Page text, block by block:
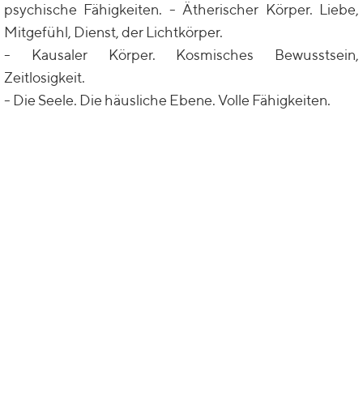
psychische Fähigkeiten. - Ätherischer Körper. Liebe,
Mitgefühl, Dienst, der Lichtkörper.
- Kausaler Körper. Kosmisches Bewusstsein,
Zeitlosigkeit.
- Die Seele. Die häusliche Ebene. Volle Fähigkeiten.